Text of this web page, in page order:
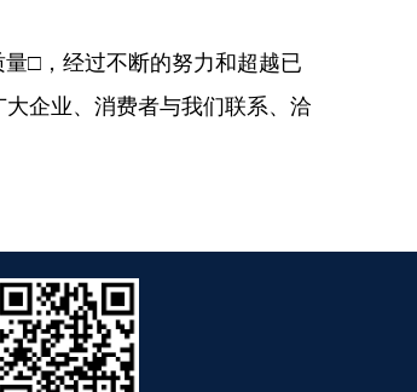
□，经过不断的努力和超越已
企业、消费者与我们联系、洽